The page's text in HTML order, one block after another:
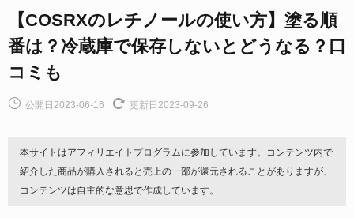
【COSRXのレチノールの使い方】塗る順
番は？冷蔵庫で保存しないとどうなる？口
コミも
公開日2023-06-16 更新日2023-09-26
本サイトはアフィリエイトプログラムに参加しています。コンテンツ内で
紹介した商品が購入されると売上の一部が還元されることがありますが、
コンテンツは自主的な意思で作成しています。